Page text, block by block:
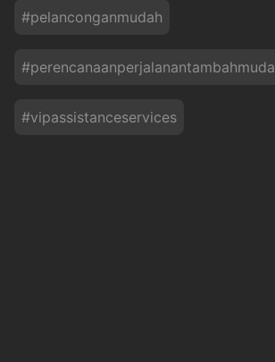
#pelanconganmudah
#
#vipassistanceservices